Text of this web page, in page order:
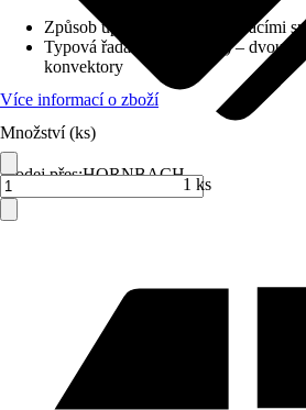
Prodej přes:HORNBACH
Způsob upevnění
S upevňovacími
Typová řada
Typ DK (22) –
konvektory
Více informací o zboží
Množství (ks)
1 ks